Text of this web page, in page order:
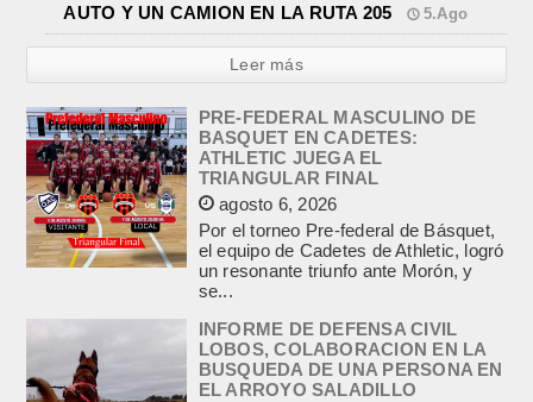
AUTO Y UN CAMION EN LA RUTA 205
5.Ago
Leer más
PRE-FEDERAL MASCULINO DE
BASQUET EN CADETES:
ATHLETIC JUEGA EL
TRIANGULAR FINAL
agosto 6, 2026
Por el torneo Pre-federal de Básquet,
el equipo de Cadetes de Athletic, logró
un resonante triunfo ante Morón, y
se...
INFORME DE DEFENSA CIVIL
LOBOS, COLABORACION EN LA
BUSQUEDA DE UNA PERSONA EN
EL ARROYO SALADILLO